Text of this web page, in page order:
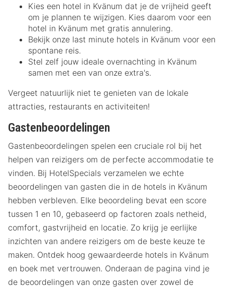
Kies een hotel in Kvänum dat je de vrijheid geeft
om je plannen te wijzigen. Kies daarom voor een
hotel in Kvänum met gratis annulering.
Bekijk onze last minute hotels in Kvänum voor een
spontane reis.
Stel zelf jouw ideale overnachting in Kvänum
samen met een van onze extra's.
Vergeet natuurlijk niet te genieten van de lokale
attracties, restaurants en activiteiten!
Gastenbeoordelingen
Gastenbeoordelingen spelen een cruciale rol bij het
helpen van reizigers om de perfecte accommodatie te
vinden. Bij HotelSpecials verzamelen we echte
beoordelingen van gasten die in de hotels in Kvänum
hebben verbleven. Elke beoordeling bevat een score
tussen 1 en 10, gebaseerd op factoren zoals netheid,
comfort, gastvrijheid en locatie. Zo krijg je eerlijke
inzichten van andere reizigers om de beste keuze te
maken. Ontdek hoog gewaardeerde hotels in Kvänum
en boek met vertrouwen. Onderaan de pagina vind je
de beoordelingen van onze gasten over zowel de